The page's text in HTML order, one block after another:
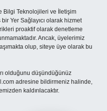
Bilgi Teknolojileri ve İletişim
Yer Sağlayıcı olarak hizmet
proaktif olarak denetleme
Ancak, üyelerimiz
olup, siteye üye olarak bu
olduğunu düşündüğünüz
adresine bildirmeniz halinde,
kaldırılacaktır.